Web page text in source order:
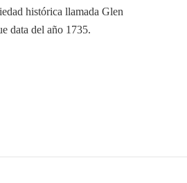
histórica llamada Glen
data del año 1735.